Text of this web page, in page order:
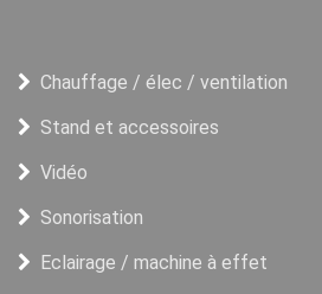
Chauffage / élec / ventilation
Stand et accessoires
Vidéo
Sonorisation
Eclairage / machine à effet